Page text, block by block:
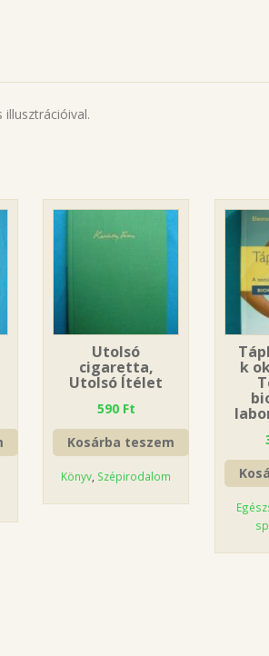
illusztrációival.
Utolsó
cigaretta,
Utolsó Ítélet
590 Ft
Kosárba teszem
Könyv Szépirodalom
k